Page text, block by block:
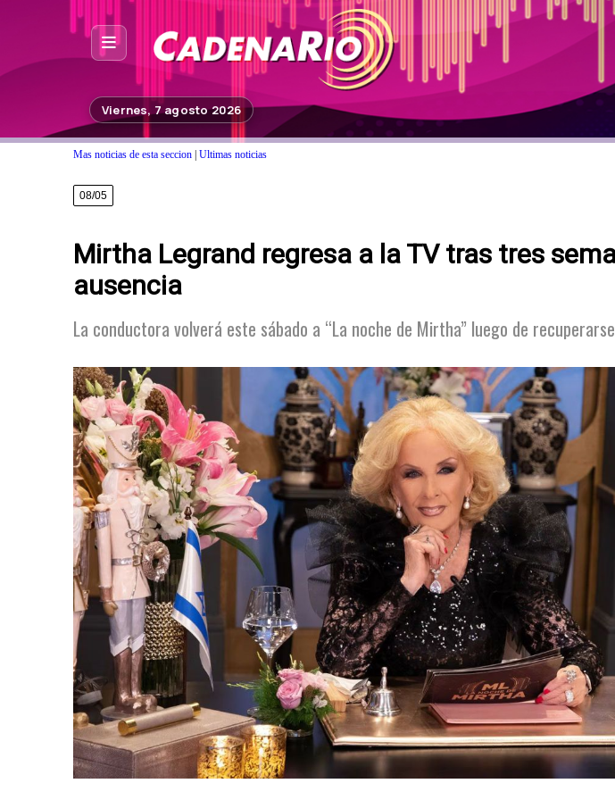
Noticias
Fuera de Foco
Programación
Contacto
Viernes, 7 agosto 2026
Mas noticias de esta seccion Ultimas noticias
08/05
Mirtha Legrand regresa a la TV tras tres
ausencia
La conductora volverá este sábado a “La noche de Mirtha” luego de